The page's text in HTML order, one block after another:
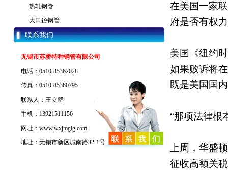
热轧钢管
大口径钢管
联系我们
无锡市苏桥特种钢管有限公司
电话：0510-85362028
传真：0510-85360795
联系人：王立群
手机：13921511156
网址：www.wxjmglg.com
地址：无锡市新区城南路32-1号
在美国一家
府是否有权
美国《纽约
如果败诉将
既是美国国
“那项法律根
上周，华盛
征收高额关